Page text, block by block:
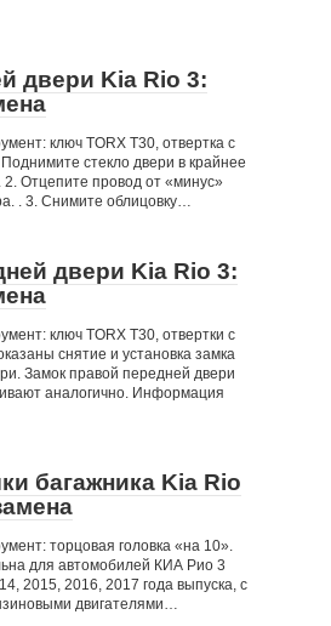
двери Kia Rio 3:
ключ TORX Т30, отвертка с
стекло двери в крайнее
Отцепите провод от «минус»
. 3. Снимите облицовку…
двери Kia Rio 3:
ключ TORX Т30, отвертки с
снятие и установка замка
Замок правой передней двери
аналогично. Информация
багажника Kia Rio
торцовая головка «на 10».
для автомобилей КИА Рио 3
2015, 2016, 2017 года выпуска, с
двигателями…